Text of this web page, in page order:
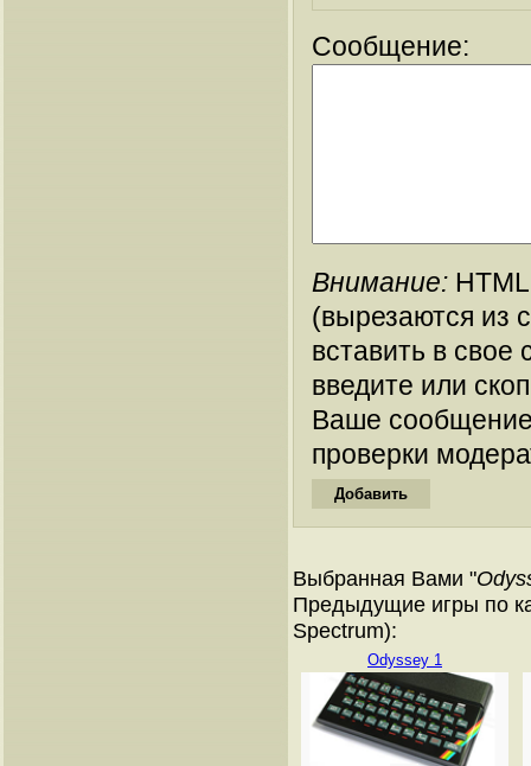
Сообщение:
Внимание:
(вырезаются из
вставить в
введите или
Ваше
проверки
Выбранная Вами "
Предыдущие игры по
Spectrum):
Odyssey 1